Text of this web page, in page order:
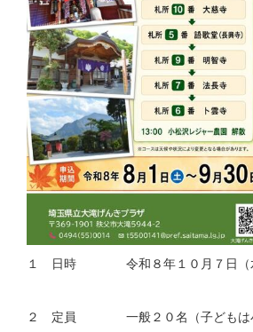
１ 日時 令和８年１０月７日（
２ 定員 一般２０名（子どもは小